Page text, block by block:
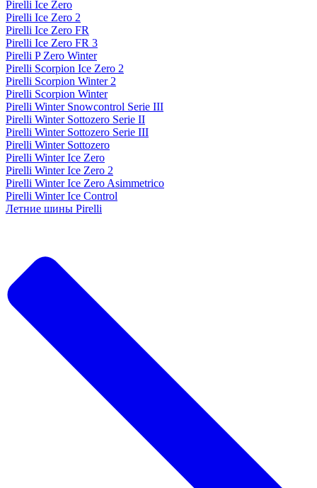
Pirelli Ice Zero
Pirelli Ice Zero 2
Pirelli Ice Zero FR
Pirelli Ice Zero FR 3
Pirelli P Zero Winter
Pirelli Scorpion Ice Zero 2
Pirelli Scorpion Winter 2
Pirelli Scorpion Winter
Pirelli Winter Snowcontrol Serie III
Pirelli Winter Sottozero Serie II
Pirelli Winter Sottozero Serie III
Pirelli Winter Sottozero
Pirelli Winter Ice Zero
Pirelli Winter Ice Zero 2
Pirelli Winter Ice Zero Asimmetrico
Pirelli Winter Ice Control
Летние шины Pirelli